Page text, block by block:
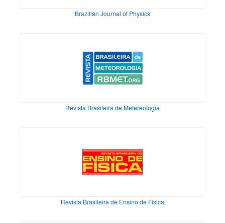
Brazilian Journal of Physics
Revista Brasileira de Metereologia
Revista Brasileira de Ensino de Física